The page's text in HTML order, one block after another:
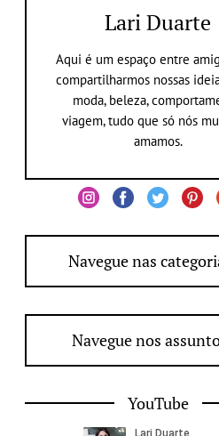
Lari Duarte
Aqui é um espaço entre
compartilharmos nossas
moda, beleza,
viagem, tudo que só nós
amamos.
Navegue nas
Navegue nos
YouTube